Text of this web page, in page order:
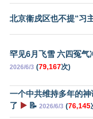
北京衞戍区也不提“习
罕见6月飞雪 六四冤气
2026/6/3 (79,167次)
一个中共维持多年的
了 ▶️ 📝 2026/6/3 (76,145